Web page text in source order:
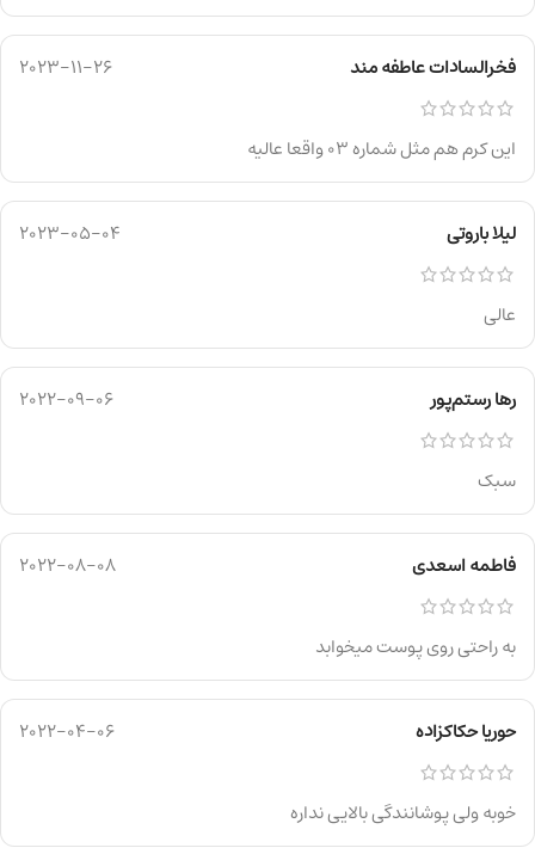
فخرالسادات عاطفه مند 2023-11-26
این کرم هم مثل شماره ۰۳ واقعا عالیه
لیلا باروتی 2023-05-04
عالی
رها رستم‌پور 2022-09-06
سبک
فاطمه اسعدی 2022-08-08
به راحتی روی پوست میخوابد
حوریا حکاکزاده 2022-04-06
خوبه ولی پوشانندگی بالایی نداره